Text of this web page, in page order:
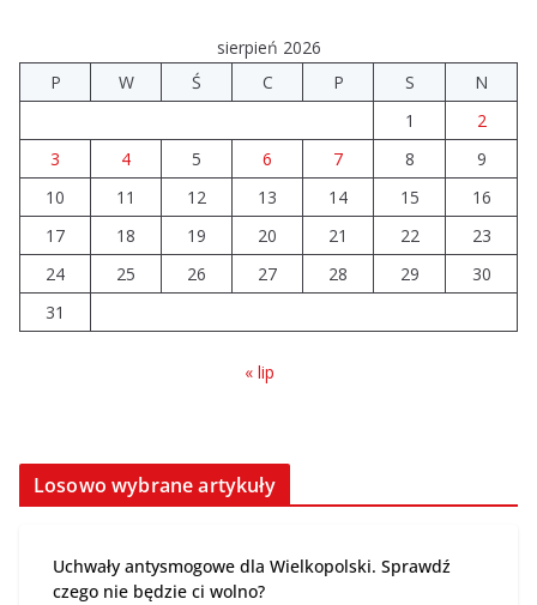
Prawie 20 tys. zł dla dyrektora szpitala. Podwyżka
mimo finansowych problemów
Brylant dla Turku? 255. miejsce
trudno uznać za sukces
07.08.2026
sierpień 2026
P
W Ś C P S
N
1
2
3
4 5 6 7 8
9
10
11 12 13 14 15
16
17
18 19 20 21 22
23
24
25 26 27 28 29
30
31
« lip
Losowo wybrane artykuły
Uchwały antysmogowe dla Wielkopolski. Sprawdź
czego nie będzie ci wolno?